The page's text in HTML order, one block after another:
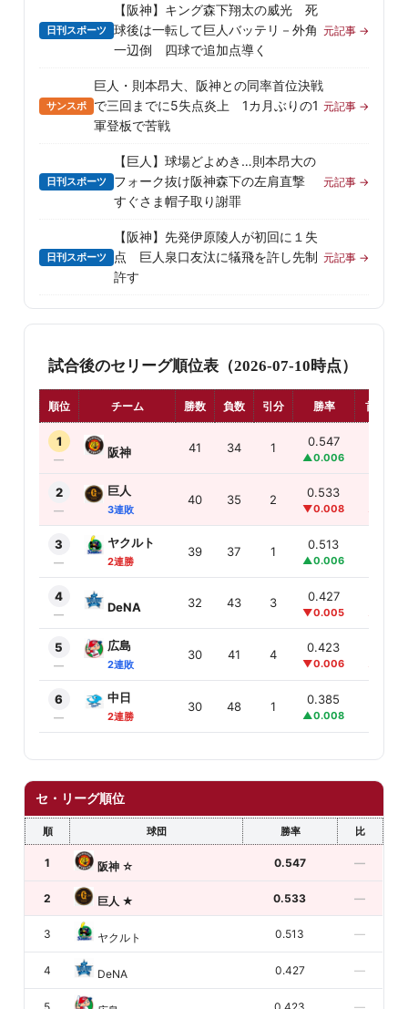
日刊スポーツ
【阪神】キング森下翔太の威光 死
球後は一転して巨人バッテリ－外角
一辺倒 四球で追加点導く
元記事 →
サンスポ
巨人・則本昂大、阪神との同率首位決戦
で三回までに5失点炎上 1カ月ぶりの1
軍登板で苦戦
元記事 →
日刊スポーツ
【巨人】球場どよめき…則本昂大の
フォーク抜け阪神森下の左肩直撃
すぐさま帽子取り謝罪
元記事 →
日刊スポーツ
【阪神】先発伊原陵人が初回に１失
点 巨人泉口友汰に犠飛を許し先制
許す
元記事 →
試合後のセリーグ順位表（2026-07-10時点）
順位 チーム 勝数 負数 引分 勝率 首位差
1
—
阪神 41 34 1 0.547
▲0.006
2
—
巨人
3連敗
40 35 2 0.533
▼0.008 ▲1.0
3
—
ヤクルト
2連勝
39 37 1 0.513
▲0.006
4
—
DeNA 32 43 3 0.427
▼0.005 ▲1.0
5
—
広島
2連敗
30 41 4 0.423
▼0.006 ▲1.0
6
—
中日
2連勝
30 48 1 0.385
▲0.008
セ・リーグ順位
順 球団 勝率 比
1 阪神 ☆ 0.547 —
2 巨人 ★ 0.533 —
3 ヤクルト 0.513 —
4 DeNA 0.427 —